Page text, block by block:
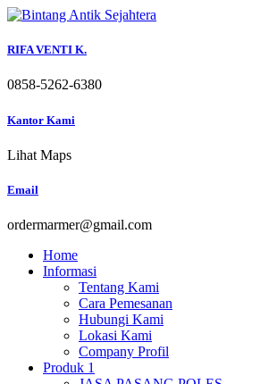
Skip
content
RIFA VENTI K.
0858-5262-6380
Kantor Kami
Lihat Maps
Email
ordermarmer@gmail.com
Home
Informasi
Tentang Kami
Cara Pemesanan
Hubungi Kami
Lokasi Kami
Company Profil
Produk 1